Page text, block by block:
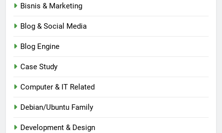
Bisnis & Marketing
Blog & Social Media
Blog Engine
Case Study
Computer & IT Related
Debian/Ubuntu Family
Development & Design